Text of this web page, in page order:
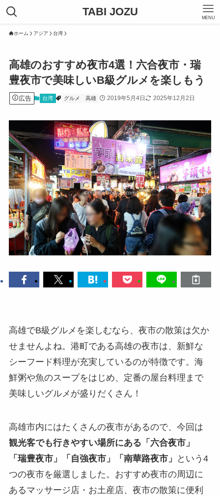
TABI JOZU MENU
ホーム アジア 台湾
高雄のおすすめ夜市4選！六合夜市・瑞
豊夜市で美味しいB級グルメを楽しもう
広告 台湾 グルメ 高雄 2019年5月4日 2025年12月2日
高雄でB級グルメを楽しむなら、夜市の散策は欠か
せませんよね。港町である高雄の夜市は、新鮮な
シーフード料理が充実しているのが特徴です。海
鮮粥や魚のスープをはじめ、定番の屋台料理まで
美味しいグルメが盛りだくさん！
高雄市内にはたくさんの夜市があるので、今回は
観光客でも行きやすい場所にある「六合夜市」
「瑞豊夜市」「自強夜市」「南華路夜市」
という4
つの夜市を厳選しました。おすすめ夜市の周辺に
あるマッサージ店・お土産店、夜市の散策に便利